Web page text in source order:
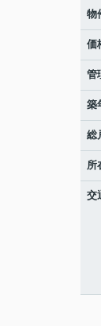
物
価
管
築
総
所
交